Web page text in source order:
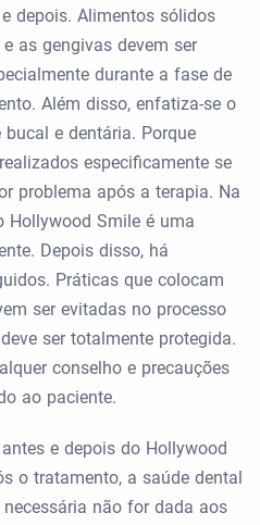
depois. Alimentos sólidos
as gengivas devem ser
durante a fase de
Além disso, enfatiza-se o
e dentária. Porque
especificamente se
problema após a terapia. Na
Hollywood Smile é uma
Depois disso, há
Práticas que colocam
ser evitadas no processo
ser totalmente protegida.
conselho e precauções
ao paciente.
e depois do Hollywood
o tratamento, a saúde dental
não for dada aos